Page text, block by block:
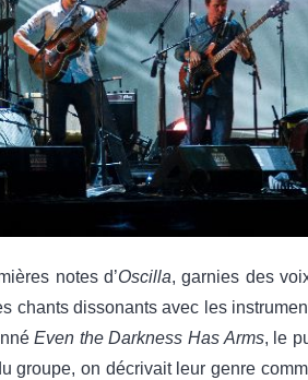
notes d’Oscilla, garnies des
chants dissonants avec les
Even the Darkness Has Arms, le
groupe, on décrivait leur genre